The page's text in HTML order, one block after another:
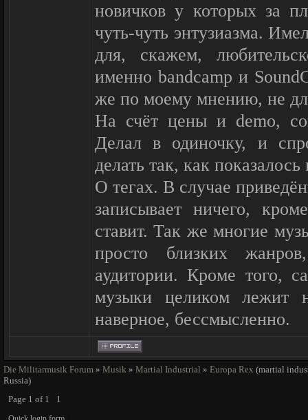
по звучанию, а сам
больших ожиданий
Ну, и по долгому опыту
что тэги там
исполнителя, а для
музыка может быть
так оно есть. Поэтому
выставяя всё подряд,
которые есть в
перенимать и
других. И, да, очень
умолчанию ставят ВСЕ
поэтому вполне
готику и индастриал в
постпанка можно будет
нойза будет тэг
тэги релиза. Тоже надо
новичков у которых за
чуть-чуть энтузиазма.
для, скажем,
именно bandcamp и
же по моему мнению, не
На счёт цены и demo,
Делал в одиночку, и
делать так, как
О тегах. В случае
записывает ничего,
ставит. Так же многие
просто близких
аудитории. Кроме того,
музыки целиком лежит
наверное, бессмысленно.
Die Militarmusik Forum » Musik » Martial Industrial » Europa Rex (martial
Russia)
Page 1 of 1 1